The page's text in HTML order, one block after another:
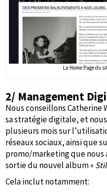
La Home Page du
2/ Management
Nous conseillons Catherine
sa stratégie digitale, et
plusieurs mois sur
réseaux sociaux, ainsi que
promo/marketing que nous
sortie du nouvel album «
Cela inclut notamment: